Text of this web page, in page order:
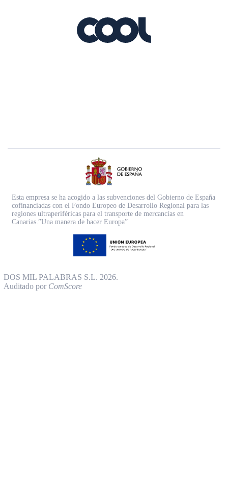
Esta empresa se ha acogido a las subvenciones del Gobierno de España
cofinanciadas con el Fondo Europeo de Desarrollo Regional para las
regiones ultraperiféricas para el transporte de mercancías en
Canarias.”Una manera de hacer Europa”
DOS MIL PALABRAS S.L. 2026.
Auditado por ComScore